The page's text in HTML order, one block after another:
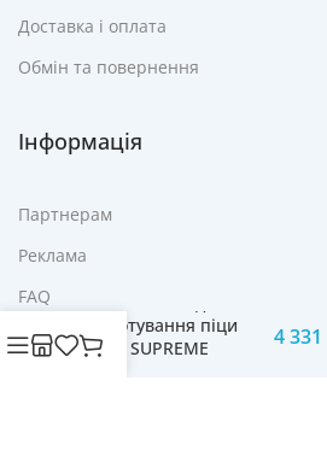
Доставка і оплата
Обмін та повернення
Інформація
Партнерам
Реклама
FAQ
Контактиприготування піци
Teesa SUPREME
4 331